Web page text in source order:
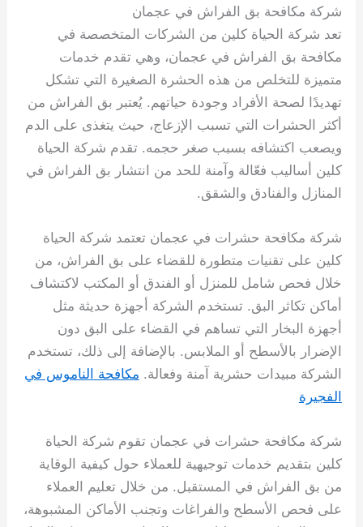
شركة مكافحة بق الفراش في عجمان
تعد شركة الحياة كلين من الشركات المتخصصة في
مكافحة بق الفراش في عجمان، وهي تقدم خدمات
متميزة للتخلص من هذه الحشرة الصغيرة التي تشكل
تهديدًا لصحة الأفراد وجودة حياتهم. يُعتبر بق الفراش من
أكثر الحشرات التي تسبب الإزعاج، حيث يتغذى على الدم
ويصعب اكتشافه بسبب صغر حجمه. تقدم شركة الحياة
كلين أساليب فعّالة وآمنة للحد من انتشار بق الفراش في
المنازل والفنادق والشقق.
شركة مكافحة حشرات في عجمان تعتمد شركة الحياة
كلين على تقنيات متطورة للقضاء على بق الفراش، من
خلال فحص شامل للمنزل أو الفندق أو المكتب لاكتشاف
أماكن تكاثر البق. تستخدم الشركة أجهزة حديثة مثل
أجهزة البخار التي تساهم في القضاء على البق دون
الإضرار بالأسطح أو الملابس. بالإضافة إلى ذلك، تستخدم
الشركة مبيدات حشرية آمنة وفعالة. مكافحة الناموس في
الفجيرة
شركة مكافحة حشرات في عجمان تقوم شركة الحياة
كلين بتقديم خدمات توجيهية للعملاء حول كيفية الوقاية
من بق الفراش في المستقبل. من خلال تعليم العملاء
على فحص الأسطح والفراغات وتجنب الأماكن المشبوهة،